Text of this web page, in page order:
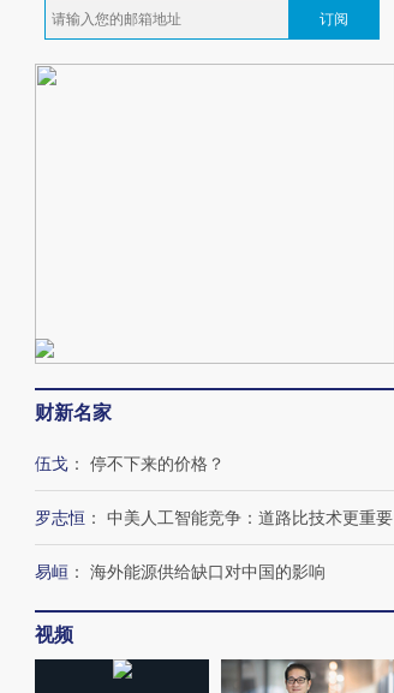
订阅
财新名家
伍戈 ： 停不下来的价格？
罗志恒 ： 中美人工智能竞争：道路比技术更重要
易峘 ： 海外能源供给缺口对中国的影响
视频